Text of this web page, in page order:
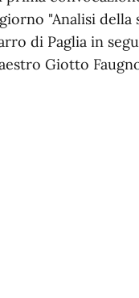
"Analisi della
di Paglia in
Giotto